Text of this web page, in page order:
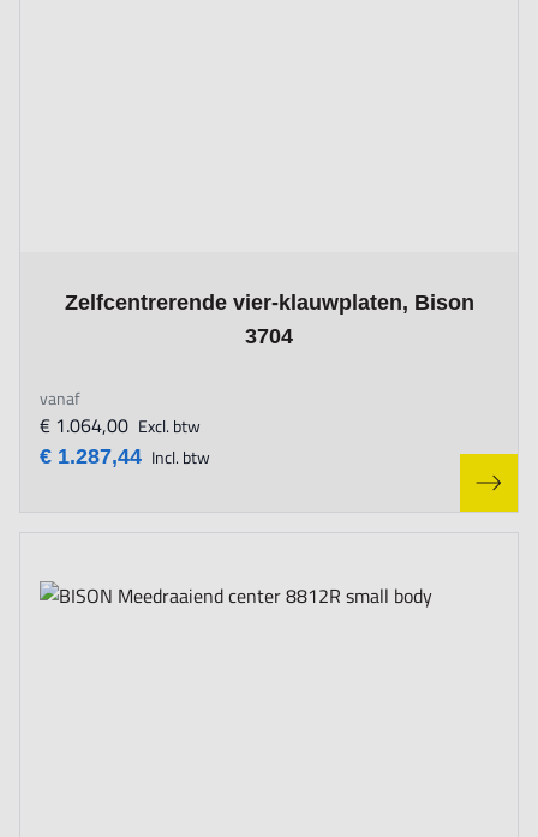
Zelfcentrerende vier-klauwplaten, Bison
3704
The price depends on the options chosen on the product page
vanaf
€ 1.287,44 Incl. btw
€ 1.064,00 Excl. btw